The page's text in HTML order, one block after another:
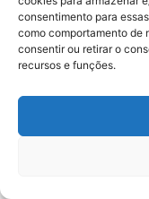
consentimento para
como comportamento de
consentir ou retirar o
recursos e funções.
Brasil:
753 casos
antes das